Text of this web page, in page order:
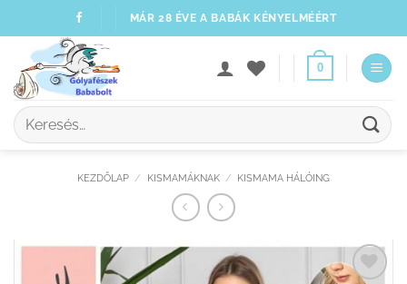
to
content
MÁR 28 ÉVE A BABÁK KÉNYELMÉÉRT
0
Keresés
a
KEZDŐLAP / KISMAMÁKNAK / KISMAMA HÁLÓING